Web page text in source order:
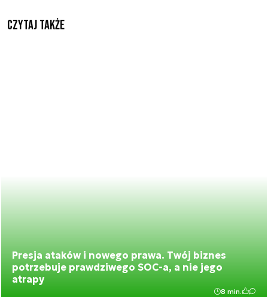
Czytaj także
Presja ataków i nowego prawa. Twój biznes
potrzebuje prawdziwego SOC-a, a nie jego
atrapy
8 min.